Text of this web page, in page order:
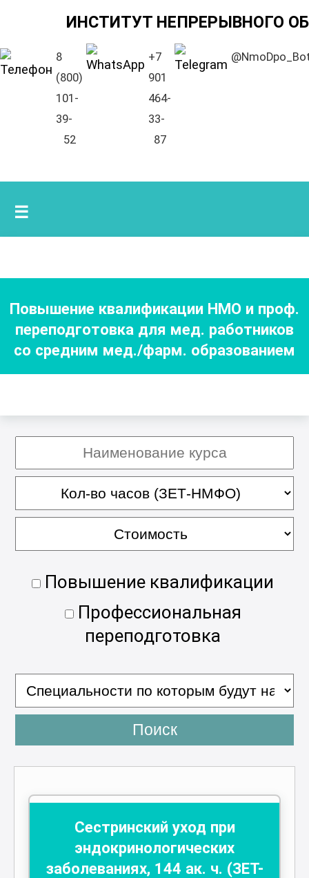
ИНСТИТУТ НЕПРЕРЫВНОГО
8
(800)
101-
39-
52
+7
901
464-
33-
87
☰
Повышение квалификации НМО и проф.
переподготовка для мед. работников
со средним мед./фарм. образованием
Повышение квалификации
Профессиональная
переподготовка
Поиск
Сестринский уход при
эндокринологических
заболеваниях, 144 ак. ч. (ЗЕТ-